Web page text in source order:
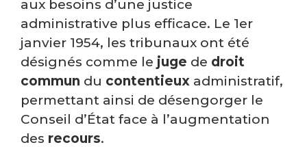
aux besoins d’une justice
administrative plus efficace. Le 1er
janvier 1954, les tribunaux ont été
désignés comme le juge de droit
commun du contentieux administratif,
permettant ainsi de désengorger le
Conseil d’État face à l’augmentation
des recours.